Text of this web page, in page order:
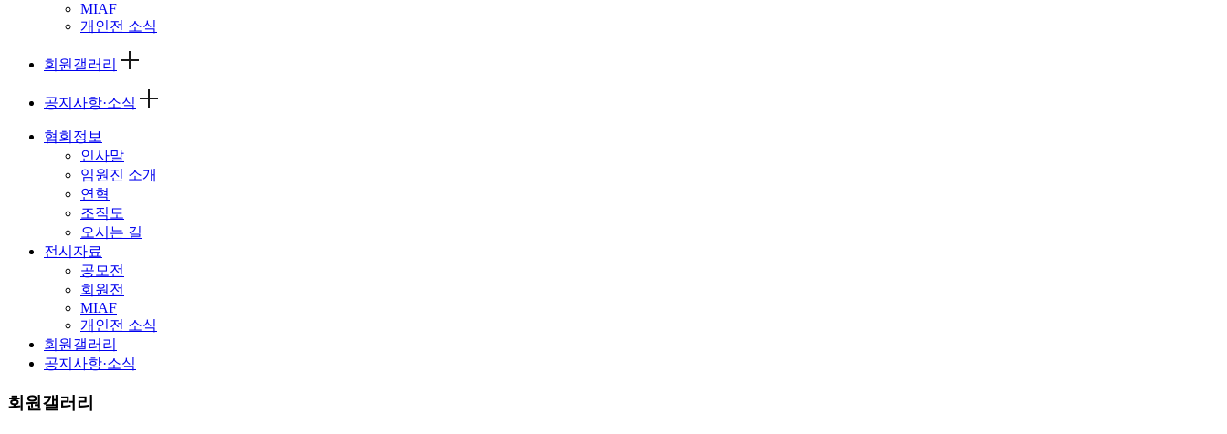
MIAF
개인전 소식
회원갤러리
공지사항·소식
협회정보
인사말
임원진 소개
연혁
조직도
오시는 길
전시자료
공모전
회원전
MIAF
개인전 소식
회원갤러리
공지사항·소식
회원갤러리